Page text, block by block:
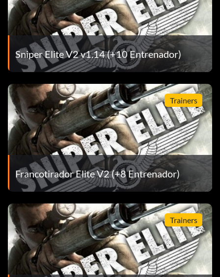
Sniper Elite V2 v1.14 (+10 Entrenador)
Trainers
Francotirador Elite V2 (+8 Entrenador)
Trainers